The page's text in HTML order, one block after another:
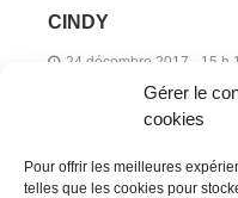
Gérer le
cookies
Pour offrir les meilleures
telles que les cookies pour
CINDY
24 décembre 2017 - 15 h
C’est bien
commentaire